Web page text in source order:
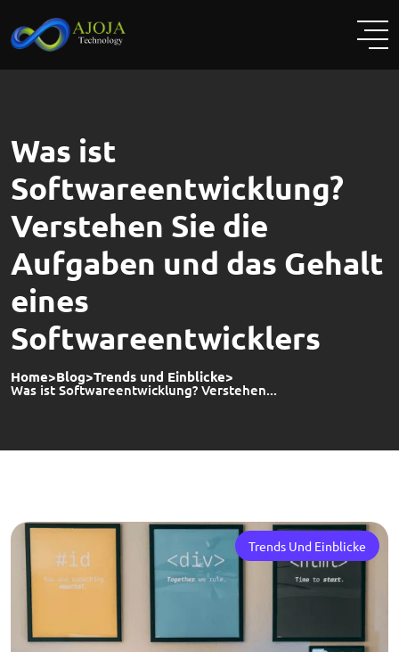
to
content
Was ist
Softwareentwicklung?
Verstehen Sie die
Aufgaben und das Gehalt
eines
Softwareentwicklers
Home>Blog>Trends und Einblicke>
Was ist Softwareentwicklung? Verstehen...
Trends Und Einblicke